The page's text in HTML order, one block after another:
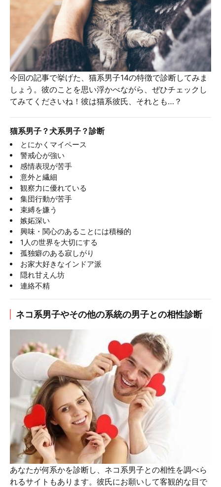
今回の記事で挙げた、猫系男子14の特徴で診断してみま
しょう。彼のことを思い浮かべながら、ぜひチェックし
てみてくださいね！彼は猫系彼氏、それとも…？
猫系男子？犬系男子？診断
とにかくマイペース
警戒心が強い
感情表現が苦手
意外と繊細
観察力に優れている
集団行動が苦手
束縛を嫌う
嫉妬深い
興味・関心のあることには積極的
1人の世界を大切にする
孤独癖のある寂しがり
お家大好きなインドア派
隠れ甘えん坊
連絡不精
ネコ系男子やその他の系統の男子との相性診断
あなたが何系かを診断し、ネコ系男子との相性を調べら
れるサイトもあります。彼氏にお願いして客観的な目で